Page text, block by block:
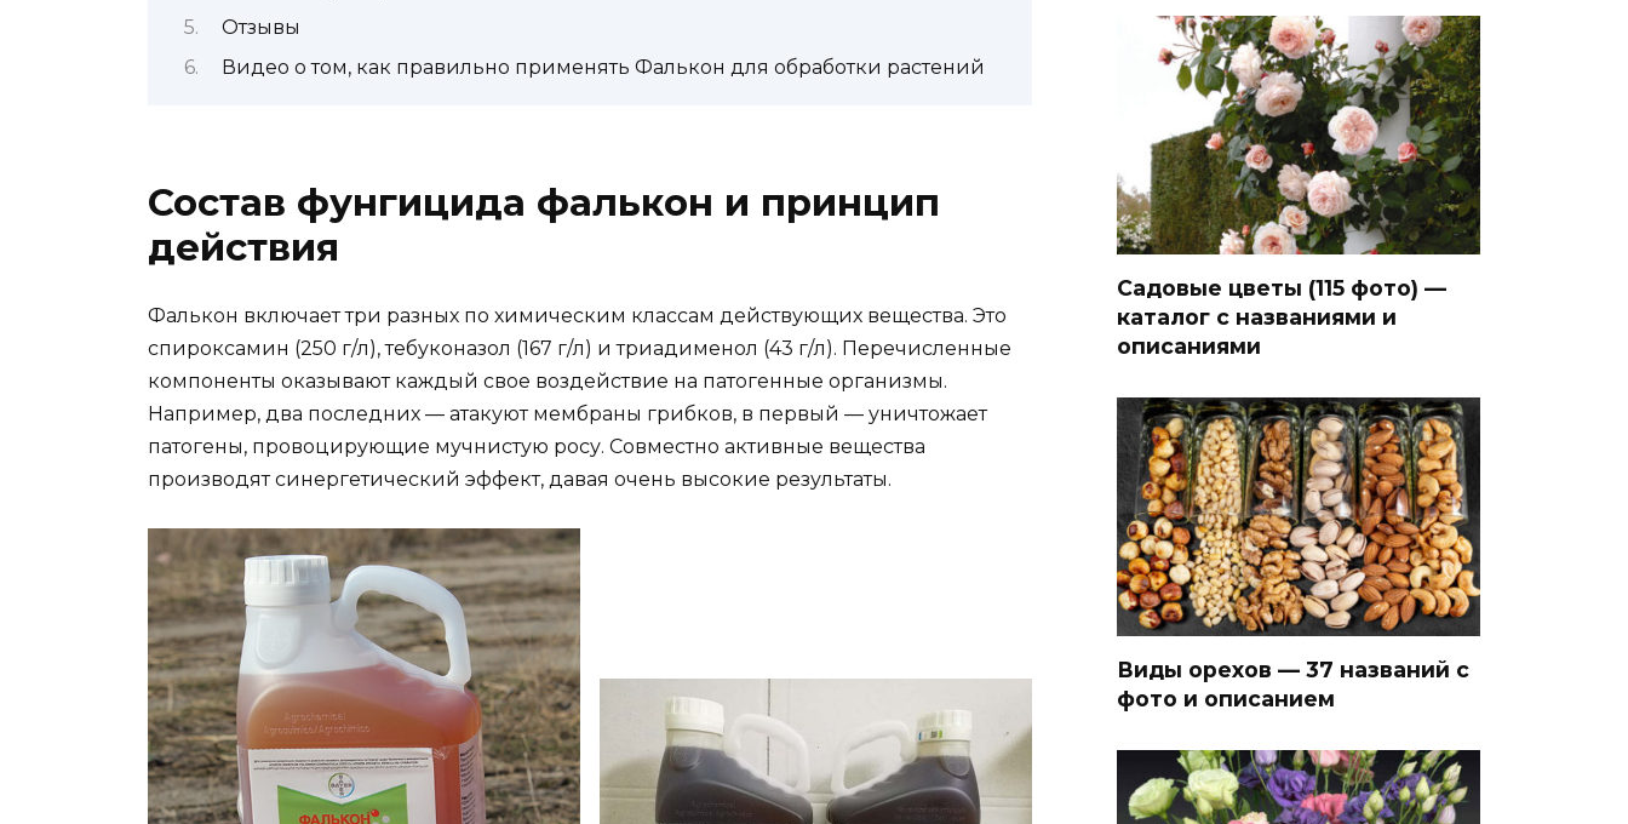
Отзывы
Видео о том, как правильно применять Фалькон для обработки растений
Состав фунгицида фалькон и принцип
действия
Фалькон включает три разных по химическим классам действующих вещества. Это
спироксамин (250 г/л), тебуконазол (167 г/л) и триадименол (43 г/л). Перечисленные
компоненты оказывают каждый свое воздействие на патогенные организмы.
Например, два последних — атакуют мембраны грибков, в первый — уничтожает
патогены, провоцирующие мучнистую росу. Совместно активные вещества
производят синергетический эффект, давая очень высокие результаты.
Садовые цветы (115 фото) —
каталог с названиями и
описаниями
Виды орехов — 37 названий с
фото и описанием